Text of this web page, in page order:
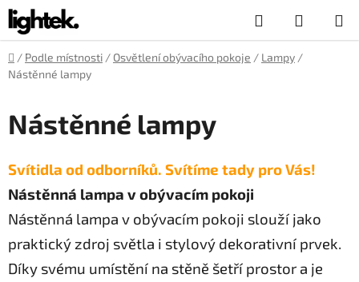
Přejít
na
obsah
Hledat
KOŠÍK
Domů
/ Podle místnosti / Osvětlení obývacího pokoje / Lampy /
Nástěnné lampy
Nástěnné lampy
Svítidla od odborníků. Svítíme tady pro Vás!
Nástěnná lampa v obývacím pokoji
Nástěnná lampa v obývacím pokoji slouží jako
praktický zdroj světla i stylový dekorativní prvek.
Díky svému umístění na stěně šetří prostor a je